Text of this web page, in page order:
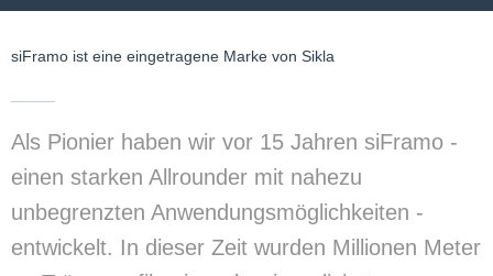
siFramo ist eine eingetragene Marke von Sikla
Als Pionier haben wir vor 15 Jahren siFramo -
einen starken Allrounder mit nahezu
unbegrenzten Anwendungsmöglichkeiten -
entwickelt. In dieser Zeit wurden Millionen Meter